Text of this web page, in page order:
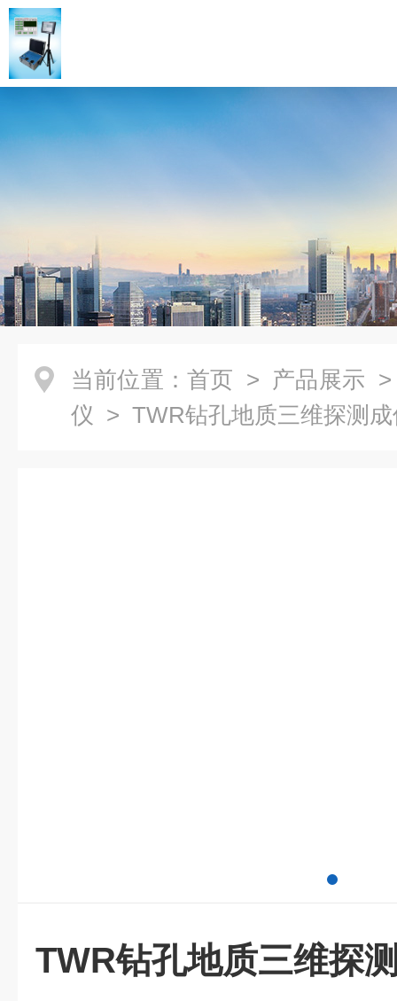
当前位置： 首页 > 产品展示
仪 > TWR钻孔地质三维探测
TWR钻孔地质三维探